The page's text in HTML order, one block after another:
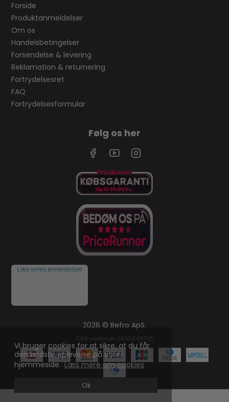
Vi bruger cookies for at sikre, at du får
den bedste oplevelse på vores
hjemmeside.Læs mere om cookies
Ok
Forside
Produktanmeldelser
Om os
Handelsbetingelser
Forsendelse & levering
Reklamation & returnering
Fortrydelsesret
FAQ
Fortrydelsesformular
Følg os her
Læs vores anmeldelser
2026 © Befro ApS.
CVR-nummer: DK10049725